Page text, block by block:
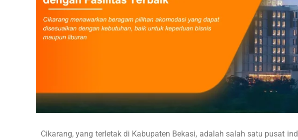
Cikarang, yang terletak di Kabupaten Bekasi, adalah salah satu pusat